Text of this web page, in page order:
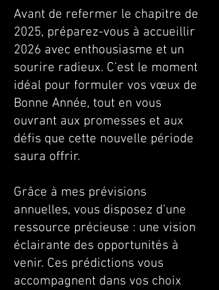
Avant de refermer le chapitre de
2025, préparez-vous à accueillir
2026 avec enthousiasme et un
sourire radieux. C’est le moment
idéal pour formuler vos vœux de
Bonne Année, tout en vous
ouvrant aux promesses et aux
défis que cette nouvelle période
saura offrir.
Grâce à mes prévisions
annuelles, vous disposez d’une
ressource précieuse : une vision
éclairante des opportunités à
venir. Ces prédictions vous
accompagnent dans vos choix